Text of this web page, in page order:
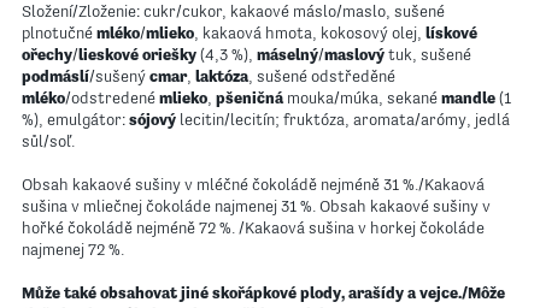
Složení/Zloženie: cukr/cukor, kakaové máslo/maslo, sušené
plnotučné mléko/mlieko, kakaová hmota, kokosový olej, lískové
ořechy/lieskové oriešky (4,3 %), máselný/maslový tuk, sušené
podmáslí/sušený cmar, laktóza, sušené odstředěné
mléko/odstredené mlieko, pšeničnámouka/múka, sekané mandle (1
%), emulgátor: sójový lecitin/lecitín; fruktóza, aromata/arómy, jedlá
sůl/soľ.
Obsah kakaové sušiny v mléčné čokoládě nejméně 31 %./Kakaová
sušina v mliečnej čokoláde najmenej 31 %. Obsah kakaové sušiny v
hořké čokoládě nejméně 72 %. /Kakaová sušina v horkej čokoláde
najmenej 72 %.
Může také obsahovat jiné skořápkové plody, arašídy a vejce./Môže